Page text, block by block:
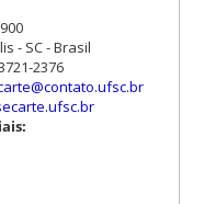
- SC - Brasil
2376